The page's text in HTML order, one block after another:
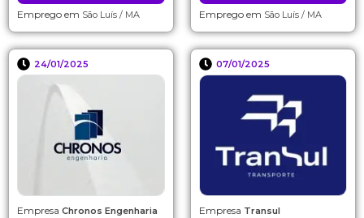
Emprego em São Luís / MA Emprego em São Luís / MA
24/01/2025
Empresa Chronos Engenharia
07/01/2025
Empresa Transul